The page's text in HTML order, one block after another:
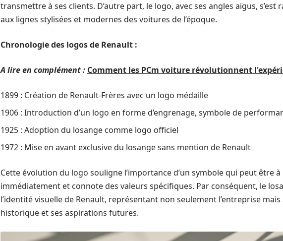
transmettre à ses clients. D’autre part, le logo, avec ses angles aigus,
aux lignes stylisées et modernes des voitures de l’époque.
Chronologie des logos de Renault :
A lire en complément : Comment les PCm voiture révolutionnent
1899 : Création de Renault-Frères avec un logo médaille
1906 : Introduction d’un logo en forme d’engrenage, symbole de
1925 : Adoption du losange comme logo officiel
1972 : Mise en avant exclusive du losange sans mention de Renault
Cette évolution du logo souligne l’importance d’un symbole qui peut être
immédiatement et connote des valeurs spécifiques. Par conséquent, le
l’identité visuelle de Renault, représentant non seulement l’entreprise
historique et ses aspirations futures.